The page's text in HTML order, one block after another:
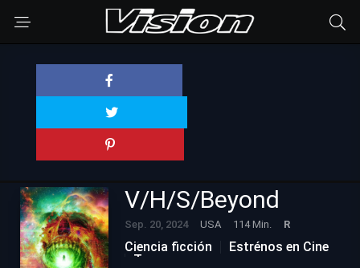
V/H/S/Beyond
Sep. 20, 2024 USA 114 Min. R
Ciencia ficción
Estrénos en Cine
Terror